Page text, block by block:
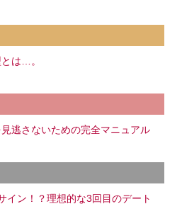
は…。
逃さないための完全マニュアル
イン！？理想的な3回目のデート